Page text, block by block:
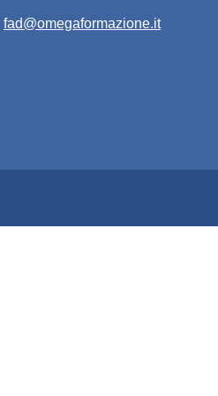
fad@omegaformazione.it